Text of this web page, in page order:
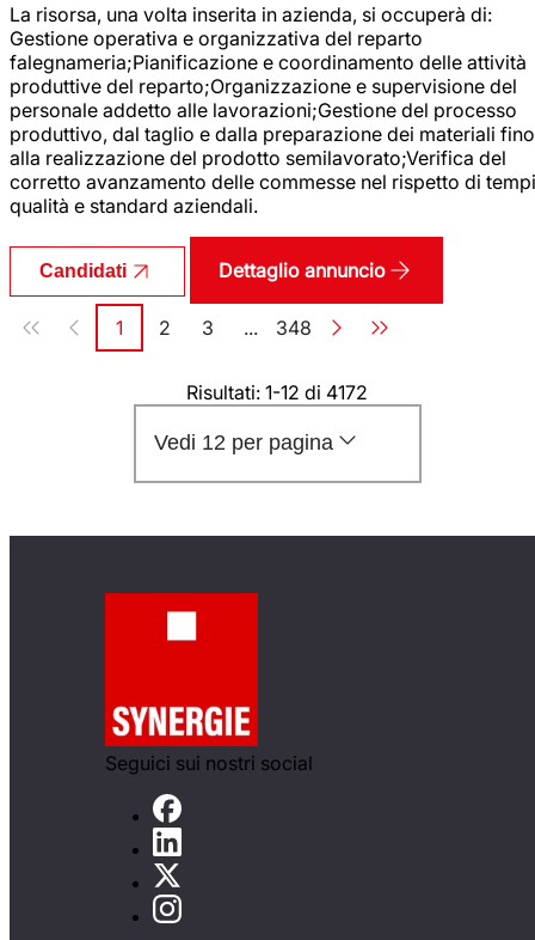
La risorsa, una volta inserita in azienda, si occuperà di:
Gestione operativa e organizzativa del reparto
falegnameria;Pianificazione e coordinamento delle attività
produttive del reparto;Organizzazione e supervisione del
personale addetto alle lavorazioni;Gestione del processo
produttivo, dal taglio e dalla preparazione dei materiali fino
alla realizzazione del prodotto semilavorato;Verifica del
corretto avanzamento delle commesse nel rispetto di
qualità e standard aziendali.
Candidati Dettaglio annuncio
Paginazione
Pagina
1 Pagina
2 Pagina
3 ... Pagina
348
Risultati: 1-12 di 4172
Vedi 12 per pagina
Seguici sui nostri social